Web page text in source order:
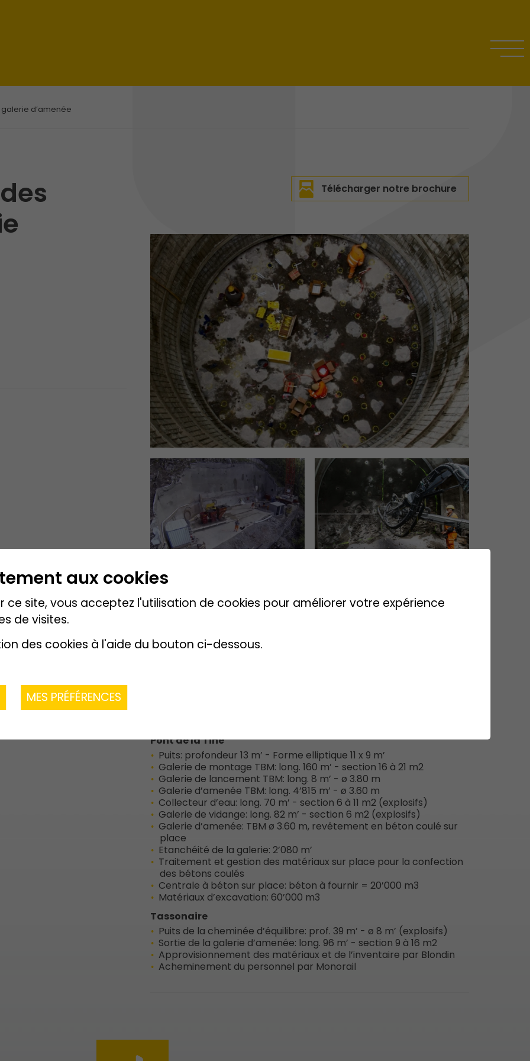
d’amenée
Télécharger notre brochure
des
20 %
Pont de la Tine
Puits: profondeur 13 m’ - Forme elliptique 11 x 9 m’
Galerie de montage TBM: long. 160 m’ - section 16 à 21 m2
Galerie de lancement TBM: long. 8 m’ - ø 3.80 m
Galerie d’amenée TBM: long. 4’815 m’ - ø 3.60 m
Collecteur d’eau: long. 70 m’ - section 6 à 11 m2 (explosifs)
Galerie de vidange: long. 82 m’ - section 6 m2 (explosifs)
Galerie d’amenée: TBM ø 3.60 m, revêtement en béton coulé sur
place
Etanchéité de la galerie: 2’080 m’
Traitement et gestion des matériaux sur place pour la confection
des bétons coulés
Centrale à béton sur place: béton à fournir = 20’000 m3
Matériaux d’excavation: 60’000 m3
Tassonaire
Puits de la cheminée d’équilibre: prof. 39 m’ - ø 8 m’ (explosifs)
Sortie de la galerie d’amenée: long. 96 m’ - section 9 à 16 m2
Approvisionnement des matériaux et de l’inventaire par Blondin
Acheminement du personnel par Monorail
aux cookies
ce site, vous acceptez l'utilisation de cookies pour améliorer votre expérience
de visites.
des cookies à l'aide du bouton ci-dessous.
MES PRÉFÉRENCES